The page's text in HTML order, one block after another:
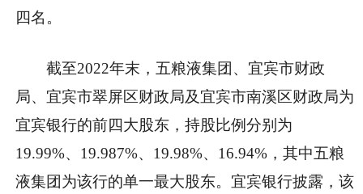
四名。
截至2022年末，五粮液集团、宜宾市财政
局、宜宾市翠屏区财政局及宜宾市南溪区财政局为
宜宾银行的前四大股东，持股比例分别为
19.99%、19.987%、19.98%、16.94%，其中五粮
液集团为该行的单一最大股东。宜宾银行披露，该